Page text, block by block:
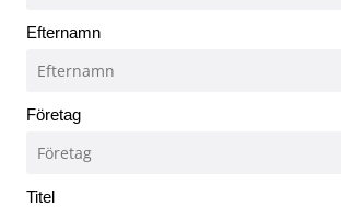
Efternamn
Företag
Titel